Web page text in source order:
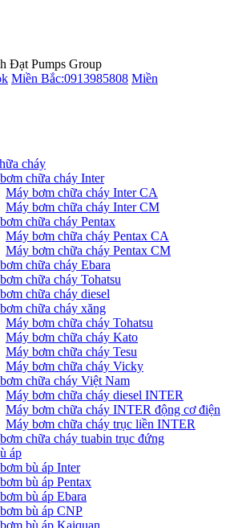
Đạt Pumps Group
Miền Bắc:0913985808 Miền
cháy
chữa cháy Inter
Máy bơm chữa cháy Inter CA
Máy bơm chữa cháy Inter CM
chữa cháy Pentax
Máy bơm chữa cháy Pentax CA
Máy bơm chữa cháy Pentax CM
chữa cháy Ebara
chữa cháy Tohatsu
chữa cháy diesel
chữa cháy xăng
Máy bơm chữa cháy Tohatsu
Máy bơm chữa cháy Kato
Máy bơm chữa cháy Tesu
Máy bơm chữa cháy Vicky
chữa cháy Việt Nam
Máy bơm chữa cháy diesel INTER
Máy bơm chữa cháy INTER động cơ điện
Máy bơm chữa cháy trục liền INTER
chữa cháy tuabin trục đứng
áp
bù áp Inter
bù áp Pentax
bù áp Ebara
bù áp CNP